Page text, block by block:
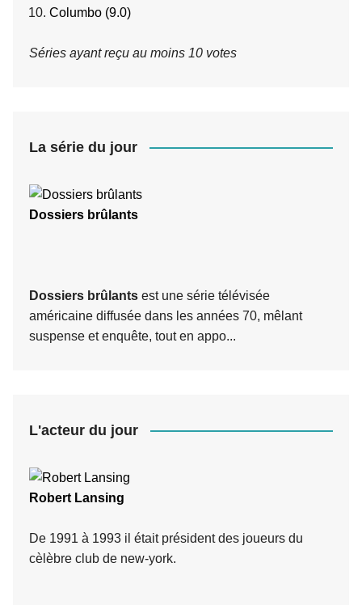
Columbo (9.0)
Séries ayant reçu au moins 10 votes
La série du jour
Dossiers brûlants
Dossiers brûlants est une série télévisée
américaine diffusée dans les années 70, mêlant
suspense et enquête, tout en appo...
L'acteur du jour
Robert Lansing
De 1991 à 1993 il était président des joueurs du
cèlèbre club de new-york.